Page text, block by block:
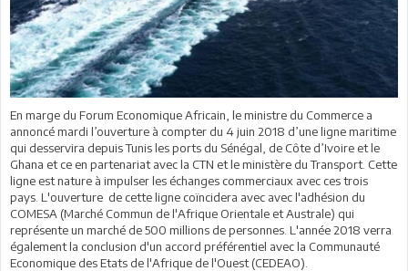
En marge du Forum Economique Africain, le ministre du Commerce a
annoncé mardi l’ouverture à compter du 4 juin 2018 d’une ligne maritime
qui desservira depuis Tunis les ports du Sénégal, de Côte d’Ivoire et le
Ghana et ce en partenariat avec la CTN et le ministère du Transport. Cette
ligne est nature à impulser les échanges commerciaux avec ces trois
pays. L'ouverture de cette ligne coïncidera avec avec l'adhésion du
COMESA (Marché Commun de l'Afrique Orientale et Australe) qui
représente un marché de 500 millions de personnes. L'année 2018 verra
également la conclusion d'un accord préférentiel avec la Communauté
Economique des Etats de l'Afrique de l'Ouest (CEDEAO).